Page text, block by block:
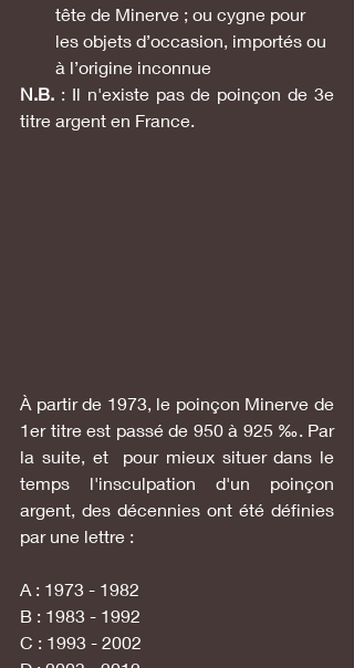
tête de Minerve ; ou cygne pour
les objets d’occasion, importés ou
à l’origine inconnue
N.B. : Il n'existe pas de poinçon de 3e
titre argent en France.
À partir de 1973, le poinçon Minerve de
1er titre est passé de 950 à 925 ‰. Par
la suite, et  pour mieux situer dans le
temps l'insculpation d'un poinçon
argent, des décennies ont été définies
par une lettre :
A : 1973 - 1982
B : 1983 - 1992
C : 1993 - 2002